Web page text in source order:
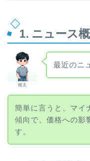
1. ニュース
健太
最近のニ
簡単に言うと、マイ
傾向で、価格への影
す。